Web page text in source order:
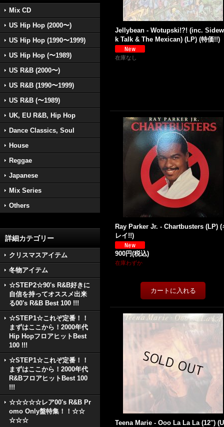
Mix CD
US Hip Hop (2000〜)
US Hip Hop (1990〜1999)
US Hip Hop (〜1989)
US R&B (2000〜)
US R&B (1990〜1999)
US R&B (〜1989)
UK, EU R&B, Hip Hop
Dance Classics, Soul
House
Reggae
Japanese
Mix Series
Others
詳細カテゴリー
クリスマスアイテム
冬物アイテム
☆STEP2☆90's R&B好きに
自信を持ってオススメ出来
る00's R&B Best 100 !!!
☆STEP1☆これぞ定番！！
まずはここから！2000年代
Hip HopフロアヒットBest
100 !!!
☆STEP1☆これぞ定番！！
まずはここから！2000年代
R&BフロアヒットBest 100
!!!
☆☆☆☆☆レア00's R&B Pr
omo Only盤特集！！☆☆
☆☆☆
Jellybean - Wotupski!?! (inc.
k Talk & The Mexican) (LP) (特価!!)
在庫なし
Ray Parker Jr. - Chartbusters (LP) (
レイ!!)
900円(税込)
在庫わずか
Teena Marie - Ooo La La La (12'')